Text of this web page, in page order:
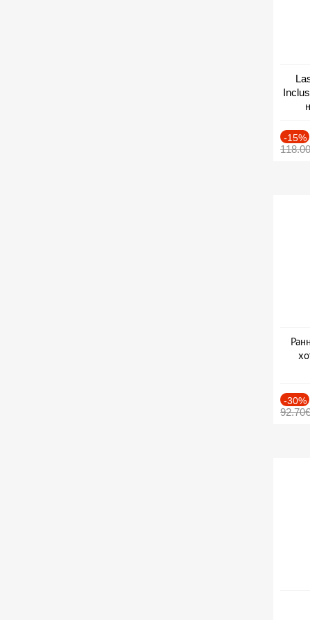
-15%
-30%
92.70€